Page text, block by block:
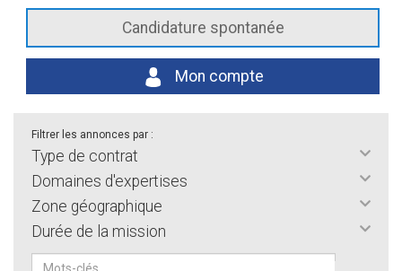
Candidature spontanée
Mon compte
Filtrer les annonces par :
Type de contrat
Domaines d'expertises
Zone géographique
Durée de la mission